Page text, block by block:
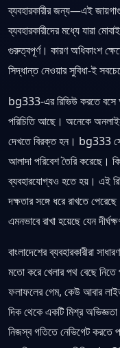
ব্যবহারকারীর জন্য—এই
ব্যবহারকারীদের মধ্যে যারা
গুরুত্বপূর্ণ। কারণ অধিকাংশ
সিদ্ধান্ত নেওয়ার সুবিধা-ই
bg333-এর রিভিউ করতে বসে
পরিচিতি আছে। অনেকে
দেখতে বিরক্ত হন। bg333
আলাদা পরিবেশ তৈরি করেছে।
ব্যবহারযোগ্যও হতে হয়। এই
দক্ষতার সঙ্গে ধরে রাখতে
এমনভাবে রাখা হয়েছে যেন
বাংলাদেশের ব্যবহারকারীরা
মতো করে খেলার পথ বেছে
ফলাফলের গেম, কেউ আবার
দিক থেকে একটি মিশ্র অভিজ্ঞতা
নিজস্ব গতিতে নেভিগেট করতে